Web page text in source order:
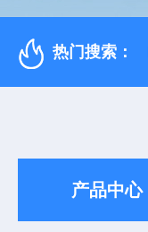
热门搜索：
产品中心